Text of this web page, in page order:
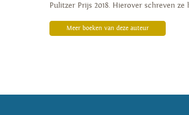
Pulitzer Prijs 2018. Hierover schreven
Meer boeken van deze auteur